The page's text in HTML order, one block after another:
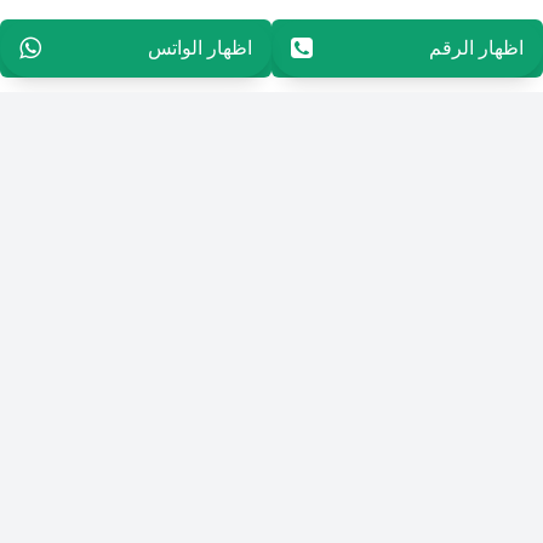
اظهار الرقم96597270086 اظهار الواتس96597270086